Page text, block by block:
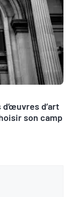
d’art
son camp